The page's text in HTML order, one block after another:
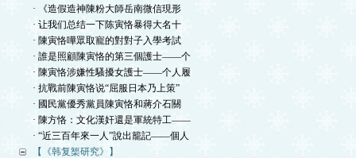
· 《造假造神陳粉大師岳南微信現形
· 让我们总结一下陈寅恪暴得大名十
· 陳寅恪嘩眾取寵的對對子入學考試
· 誰是照顧陳寅恪的第三個護士——个
· 陳寅恪涉嫌性騷擾女護士——个人履
· 抗戰前陳寅恪说“屈服日本乃上策”
· 國民黨優秀黨員陳寅恪和蔣介石關
· 陳方恪：文化漢奸還是軍統特工——
· “近三百年來一人”說出籠記——個人
【《韩复榘研究》】